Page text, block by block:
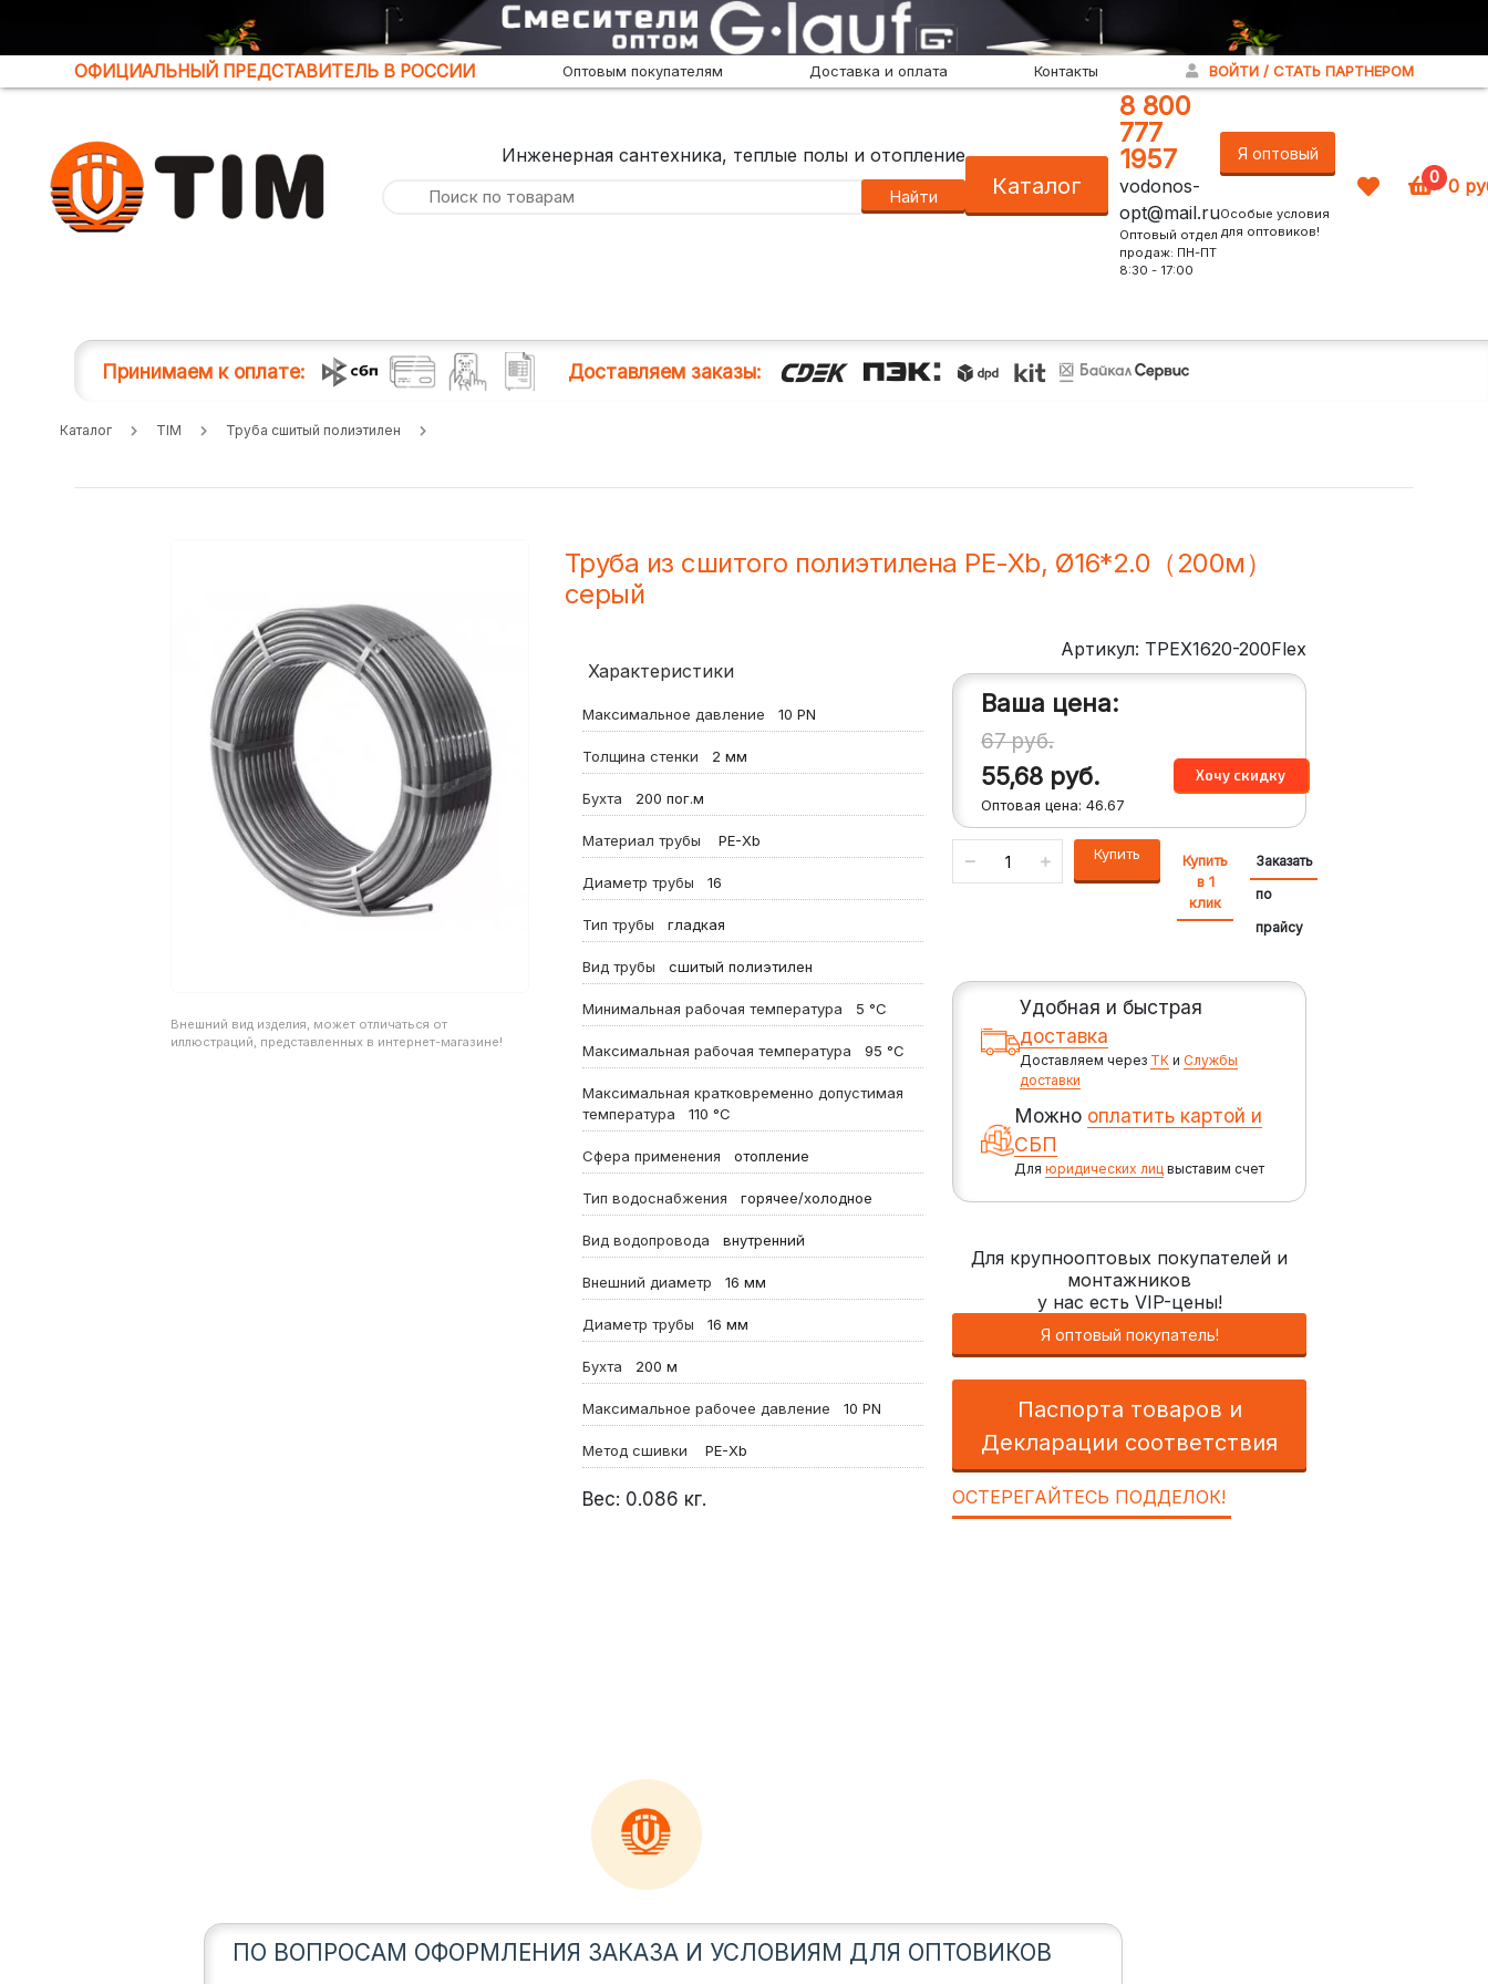
ОФИЦИАЛЬНЫЙ ПРЕДСТАВИТЕЛЬ В РОССИИ Оптовым покупателям Доставка и оплата Контакты ВОЙТИ / СТАТЬ ПАРТНЕРОМ
Инженерная сантехника, теплые полы и отопление
Найти Каталог
8 800
777
1957
vodonos-
opt@mail.ru
Оптовый отдел
продаж: ПН-ПТ
8:30 - 17:00
Я оптовый
Особые условия
для оптовиков!
0 0
Принимаем к оплате: Доставляем заказы:
Каталог TIM Труба сшитый полиэтилен
Внешний вид изделия, может отличаться от
иллюстраций, представленных в интернет-магазине!
Труба из сшитого полиэтилена PE-Xb, Ø16*2.0（200м）
серый
Характеристики
Максимальное давление 10 PN
Толщина стенки 2 мм
Бухта 200 пог.м
Материал трубы PE-Xb
Диаметр трубы 16
Тип трубы гладкая
Вид трубы сшитый полиэтилен
Минимальная рабочая температура 5 °C
Максимальная рабочая температура 95 °C
Максимальная кратковременно допустимая
температура
110 °C
Сфера применения отопление
Тип водоснабжения горячее/холодное
Вид водопровода внутренний
Внешний диаметр 16 мм
Диаметр трубы 16 мм
Бухта 200 м
Максимальное рабочее давление 10 PN
Метод сшивки PE-Xb
Вес: 0.086 кг.
Артикул: TPEX1620-200Flex
Ваша цена:
67руб.
55,68 руб.
Оптовая цена:46.67
Купить
Купить
в 1
клик
Заказать
по
прайсу
Удобная и быстрая
доставка
Доставляем через ТКи Службы
доставки
Можно оплатить картой и
СБП
Для юридических лицвыставим счет
Для крупнооптовых покупателей и
монтажников
у нас есть VIP-цены!
Я оптовый покупатель!
Паспорта товаров и
Декларации соответствия
ОСТЕРЕГАЙТЕСЬ ПОДДЕЛОК!
ПО ВОПРОСАМ ОФОРМЛЕНИЯ ЗАКАЗА И УСЛОВИЯМ ДЛЯ ОПТОВИКОВ